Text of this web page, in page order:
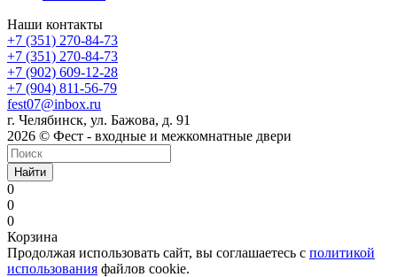
Наши контакты
+7 (351) 270-84-73
+7 (351) 270-84-73
+7 (902) 609-12-28
+7 (904) 811-56-79
fest07@inbox.ru
г. Челябинск, ул. Бажова, д. 91
2026 © Фест - входные и межкомнатные двери
Найти
0
0
0
Корзина
Продолжая использовать сайт, вы соглашаетесь с политикой
использования файлов cookie.